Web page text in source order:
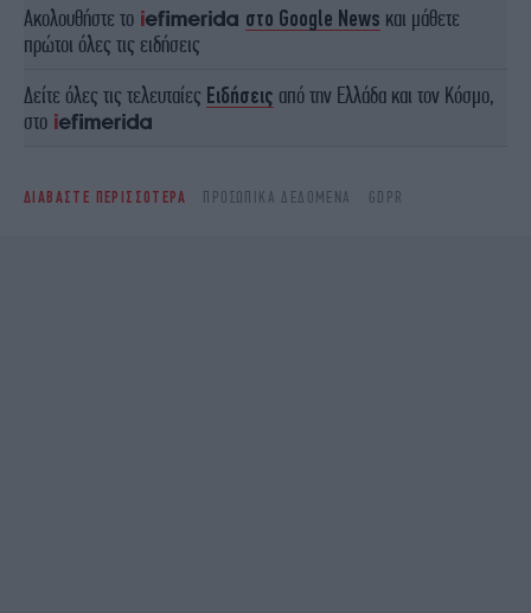
Ακολουθήστε το στο Google News και μάθετε
πρώτοι όλες τις ειδήσεις
Δείτε όλες τις τελευταίες Ειδήσεις από την Ελλάδα και τον Κόσμο,
στο
ΔΙΑΒΑΣΤΕ ΠΕΡΙΣΣΟΤΕΡΑ ΠΡΟΣΩΠΙΚΆ ΔΕΔΟΜΈΝΑ GDPR